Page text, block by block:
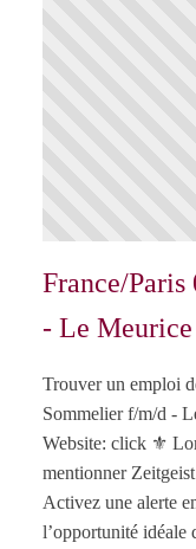
France/
- Le
Trouver un emploi
Sommelier f/m/d -
Website: click ⚜️
mentionner
Activez une alerte
l’opportunité idéale